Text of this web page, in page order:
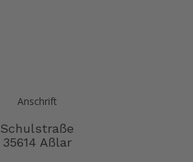
Anschrift
Schulstraße
35614 Aßlar